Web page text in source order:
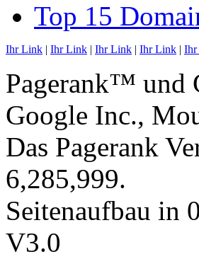
Top 15
Ihr Link | Ihr Link | Ihr Link | Ihr Link |
Pagerank™ und
Google Inc.,
Das Pagerank
6,285,999.
Seitenaufbau in
V3.0